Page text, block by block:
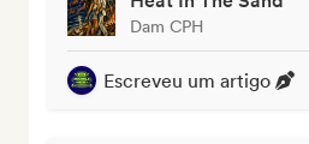
Dam CPH
Escreveu um artigo